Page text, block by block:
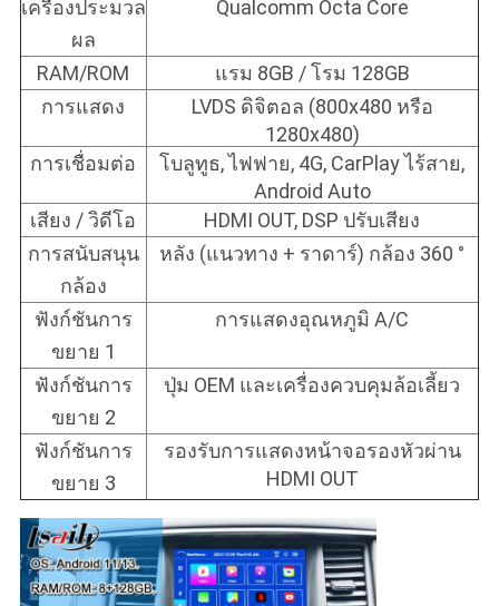
เครื่องประมวล
ผล
Qualcomm Octa Core
RAM/ROM
แรม 8GB / โรม 128GB
การแสดง
LVDS ดิจิตอล (800x480 หรือ
1280x480)
การเชื่อมต่อ
โบลูทูธ, ไฟฟาย, 4G, CarPlay ไร้สาย,
Android Auto
เสียง / วิดีโอ
HDMI OUT, DSP ปรับเสียง
การสนับสนุน
กล้อง
หลัง (แนวทาง + ราดาร์) กล้อง 360 °
ฟังก์ชันการ
ขยาย 1
การแสดงอุณหภูมิ A/C
ฟังก์ชันการ
ขยาย 2
ปุ่ม OEM และเครื่องควบคุมล้อเลี้ยว
ฟังก์ชันการ
ขยาย 3
รองรับการแสดงหน้าจอรองหัวผ่าน
HDMI OUT